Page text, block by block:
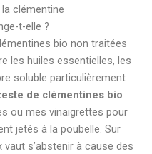
clémentine
t-elle ?
bio non traitées
les huiles essentielles, les
soluble particulièrement
de clémentines bio
ou mes vinaigrettes pour
jetés à la poubelle. Sur
s’abstenir à cause des